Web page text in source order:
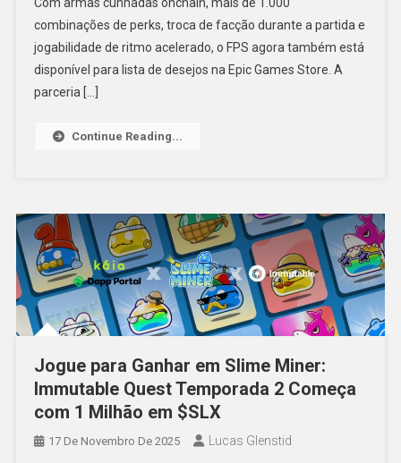
combinações de perks, troca de facção durante a partida e
jogabilidade de ritmo acelerado, o FPS agora também está
disponível para lista de desejos na Epic Games Store. A
parceria […]
Continue Reading...
Jogue para Ganhar em Slime Miner:
Immutable Quest Temporada 2 Começa
com 1 Milhão em $SLX
17 De Novembro De 2025 Lucas Glenstid